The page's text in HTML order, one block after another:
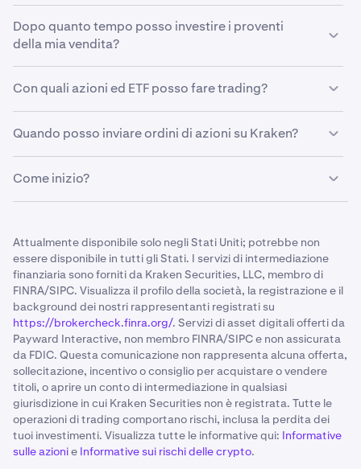
USA negli Stati con idoneità. Per ulteriori dettagli, visita il
nostro articolo di supporto
azioni".
Dopo quanto tempo posso investire i proventi
della mia vendita?
reinvestire in azioni o crypto dopo aver venduto le tue
posizioni azionarie.
Con quali azioni ed ETF posso fare trading?
NYSE, NASDAQ, AMEX e altri mercati.
Quando posso inviare ordini di azioni su Kraken?
dall'orario di mercato, verrà messo in coda ed eseguito
all'inizio della successiva sessione di trading.
Come inizio?
Attualmente disponibile solo negli Stati Uniti; potrebbe non
essere disponibile in tutti gli Stati. I servizi di intermediazione
finanziaria sono forniti da Kraken Securities, LLC, membro di
FINRA/SIPC. Visualizza il profilo della società, la registrazione e il
background dei nostri rappresentanti registrati su
https://brokercheck.finra.org/. Servizi di asset digitali offerti da
Payward Interactive, non membro FINRA/SIPC e non assicurata
da FDIC. Questa comunicazione non rappresenta alcuna offerta,
sollecitazione, incentivo o consiglio per acquistare o vendere
titoli, o aprire un conto di intermediazione in qualsiasi
giurisdizione in cui Kraken Securities non è registrata. Tutte le
operazioni di trading comportano rischi, inclusa la perdita dei
tuoi investimenti. Visualizza tutte le informative qui: Informative
sulle azionie Informative sui rischi delle crypto.